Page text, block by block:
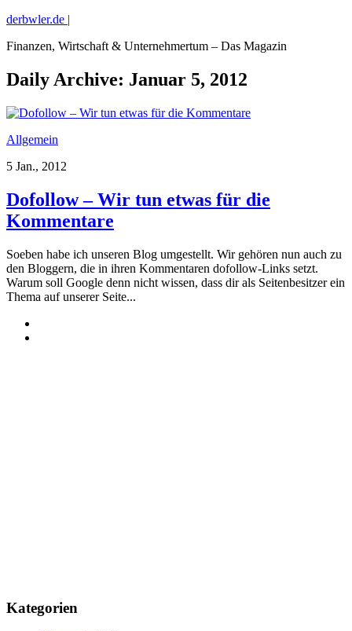
derbwler.de |
Finanzen, Wirtschaft & Unternehmertum – Das Magazin
Daily Archive: Januar 5, 2012
Allgemein
5 Jan., 2012
Dofollow – Wir tun etwas für die
Kommentare
Soeben habe ich unseren Blog umgestellt. Wir gehören nun auch zu
den Bloggern, die in ihren Kommentaren dofollow-Links setzt.
Warum soll Google denn nicht wissen, dass dir als Seitenbesitzer ein
Thema auf unserer Seite...
Kategorien